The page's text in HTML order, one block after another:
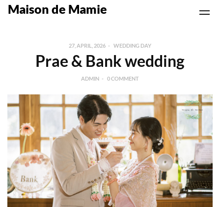
Maison de Mamie
27, APRIL, 2026 WEDDING DAY
Prae & Bank wedding
ADMIN 0 COMMENT